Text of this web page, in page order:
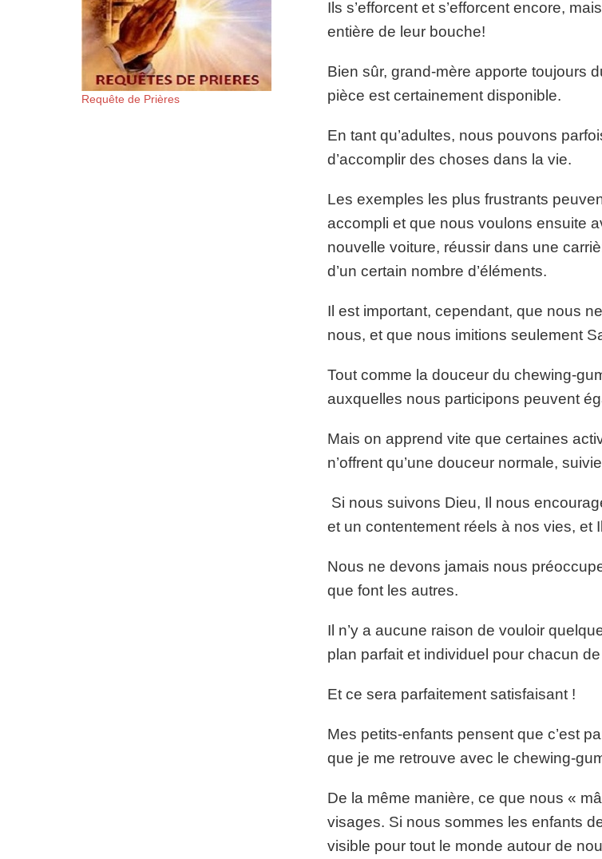
Requête de Prières
Ils s’efforcent et s’efforcent encore,
entière de leur bouche!
Bien sûr, grand-mère apporte toujours
pièce est certainement disponible.
En tant qu’adultes, nous pouvons
d’accomplir des choses dans la vie.
Les exemples les plus frustrants
accompli et que nous voulons ensuite
nouvelle voiture, réussir dans une
d’un certain nombre d’éléments.
Il est important, cependant, que nous
nous, et que nous imitions seulement
Tout comme la douceur du chewing-
auxquelles nous participons peuvent
Mais on apprend vite que certaines
n’offrent qu’une douceur normale,
Si nous suivons Dieu, Il nous
et un contentement réels à nos vies, et
Nous ne devons jamais nous
que font les autres.
Il n’y a aucune raison de vouloir
plan parfait et individuel pour chacun
Et ce sera parfaitement satisfaisant !
Mes petits-enfants pensent que c’est
que je me retrouve avec le chewing-
De la même manière, ce que nous «
visages. Si nous sommes les enfants
visible pour tout le monde autour de